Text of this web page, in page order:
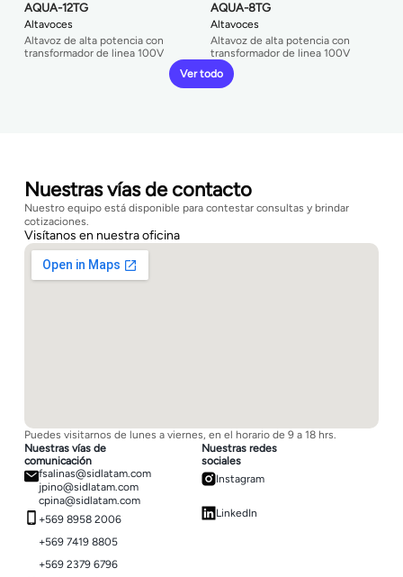
AQUA-12TG
Altavoces
Altavoz de alta potencia con
transformador de linea 100V
AQUA-8TG
Altavoces
Altavoz de alta potencia con
transformador de linea 100V
Ver todo
Nuestras vías de contacto
Nuestro equipo está disponible para contestar consultas y brindar
cotizaciones.
Visítanos en nuestra oficina
Puedes visitarnos de lunes a viernes, en el horario de 9 a 18 hrs.
Nuestras vías de
comunicación
fsalinas@sidlatam.com
jpino@sidlatam.com
cpina@sidlatam.com
+569 8958 2006
+569 7419 8805
+569 2379 6796
Nuestras redes
sociales
Instagram
LinkedIn